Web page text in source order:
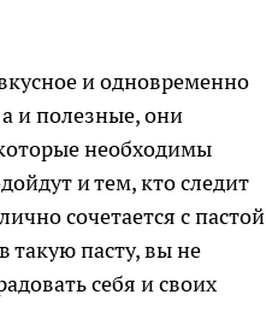
и одновременно
и полезные, они
необходимы
и тем, кто следит
сочетается с пастой
пасту, вы не
себя и своих